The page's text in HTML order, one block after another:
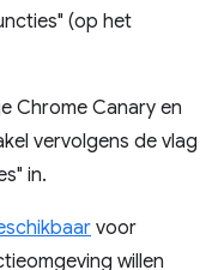
(op het
Chrome Canary en
vervolgens de vlag
in.
voor
willen